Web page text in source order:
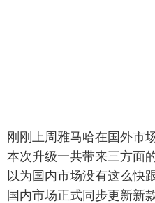
刚刚上周雅马哈在国外市
本次升级一共带来三方面
以为国内市场没有这么快
国内市场正式同步更新新